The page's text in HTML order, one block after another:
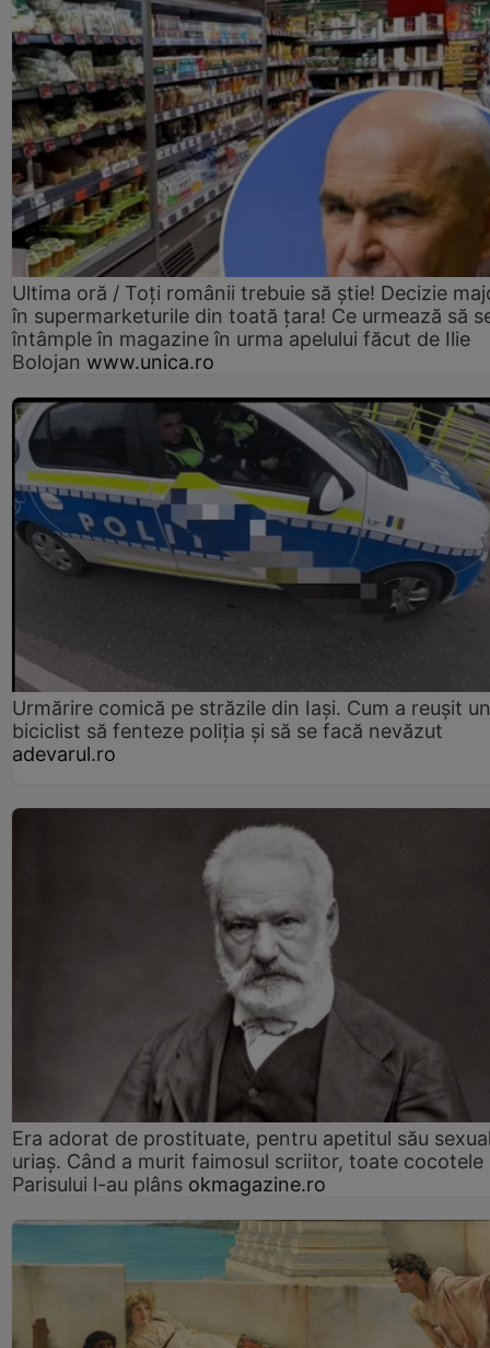
Ultima oră / Toți românii trebuie să știe! Decizie
în supermarketurile din toată țara! Ce urmează să
întâmple în magazine în urma apelului făcut de Ilie
Bolojan www.unica.ro
Urmărire comică pe străzile din Iași. Cum a reușit un
biciclist să fenteze poliția și să se facă nevăzut
adevarul.ro
Era adorat de prostituate, pentru apetitul său
uriaș. Când a murit faimosul scriitor, toate cocotele
Parisului l-au plâns okmagazine.ro